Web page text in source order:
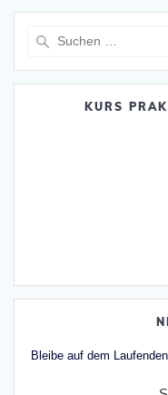
KURS
Bleibe auf dem